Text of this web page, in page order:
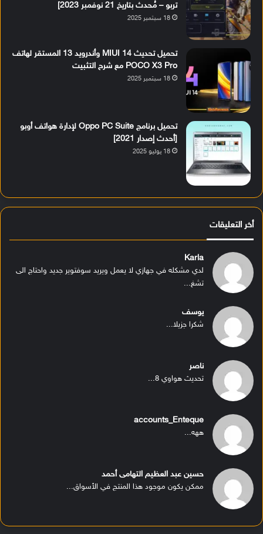
تربو – مُحدث بتاريخ 21 نوفمبر 2023]
18 سبتمبر 2025
تحميل تحديث MIUI 14 وأندرويد 13 المستقر لهاتف
POCO X3 Pro مع شرح التثبيت
18 سبتمبر 2025
تحميل برنامج Oppo PC Suite لإدارة هواتف أوبو
[أحدث إصدار 2021]
18 يوليو 2025
أخر التعليقات
Karla
لدي مشكله في جهازي لا يعمل ويريد سوفتوير جديد واحتاج الى
تشغ...
يوسف
شكرا جزيلا...
ناصر
تحديث هواوي 8...
accounts_Enteque
ههه...
حسين عبد العظيم التهامى أحمد
ممكن يكون موجود هذا المنتج في الأسواق...